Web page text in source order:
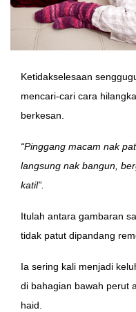
Ketidakselesaan
mencari-cari cara
berkesan.
“Pinggang macam nak
langsung nak bangun,
katil”.
Itulah antara gambaran
tidak patut dipandang
Ia sering kali menjadi
di bahagian bawah perut
haid.